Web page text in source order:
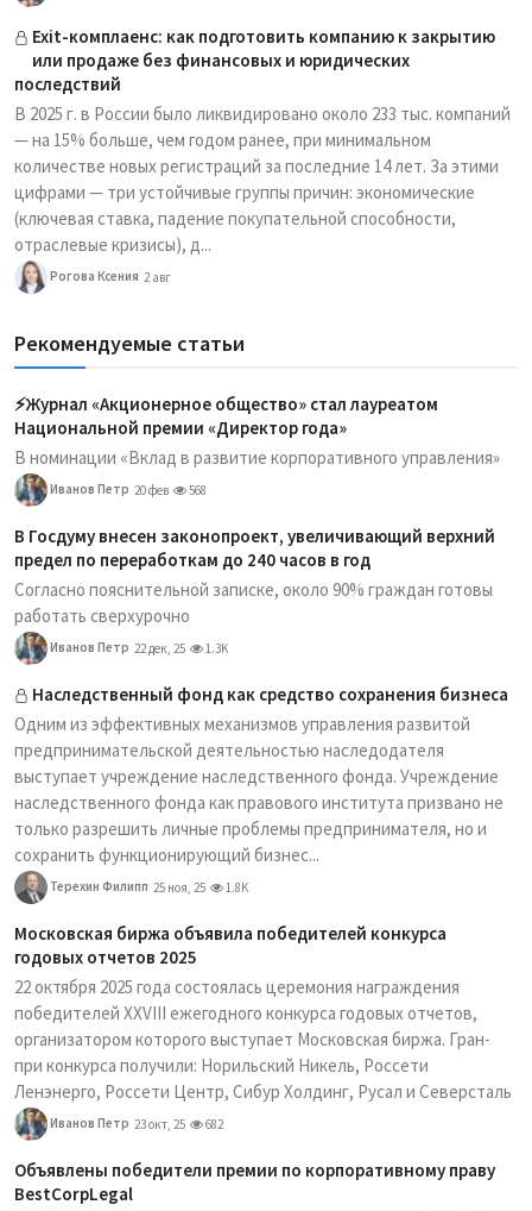
Exit-комплаенс: как подготовить компанию к закрытию
или продаже без финансовых и юридических
последствий
В 2025 г. в России было ликвидировано около 233 тыс. компаний
— на 15% больше, чем годом ранее, при минимальном
количестве новых регистраций за последние 14 лет. За этими
цифрами — три устойчивые группы причин: экономические
(ключевая ставка, падение покупательной способности,
отраслевые кризисы), д...
Рогова Ксения 2 авг
Рекомендуемые статьи
⚡️Журнал «Акционерное общество» стал лауреатом
Национальной премии «Директор года»
В номинации «Вклад в развитие корпоративного управления»
Иванов Петр 20 фев 568
В Госдуму внесен законопроект, увеличивающий верхний
предел по переработкам до 240 часов в год
Согласно пояснительной записке, около 90% граждан готовы
работать сверхурочно
Иванов Петр 22 дек, 25 1.3K
Наследственный фонд как средство сохранения бизнеса
Одним из эффективных механизмов управления развитой
предпринимательской деятельностью наследодателя
выступает учреждение наследственного фонда. Учреждение
наследственного фонда как правового института призвано не
только разрешить личные проблемы предпринимателя, но и
сохранить функционирующий бизнес...
Терехин Филипп 25 ноя, 25 1.8K
Московская биржа объявила победителей конкурса
годовых отчетов 2025
22 октября 2025 года состоялась церемония награждения
победителей XXVIII ежегодного конкурса годовых отчетов,
организатором которого выступает Московская биржа. Гран-
при конкурса получили: Норильский Никель, Россети
Ленэнерго, Россети Центр, Сибур Холдинг, Русал и Северсталь
Иванов Петр 23 окт, 25 682
Объявлены победители премии по корпоративному праву
BestCorpLegal